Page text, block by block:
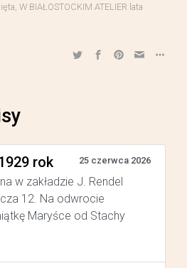
W BIAŁOSTOCKIM ATELIER lata
rok 25 czerwca 2026
w zakładzie J. Rendel
12. Na odwrocie
Maryśce od Stachy